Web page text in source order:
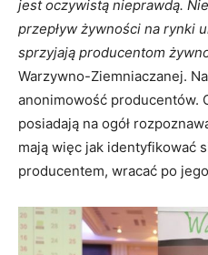
jest oczywistą nieprawdą.
przepływ żywności na rynki
sprzyjają producentom
Warzywno-Ziemniaczanej.
anonimowość producentów.
posiadają na ogół
mają więc jak identyfikować
producentem, wracać po